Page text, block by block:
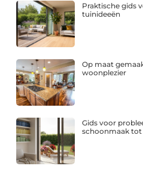
Praktische gids
tuinideeën
Op maat
woonplezier
Gids voor
schoonmaak